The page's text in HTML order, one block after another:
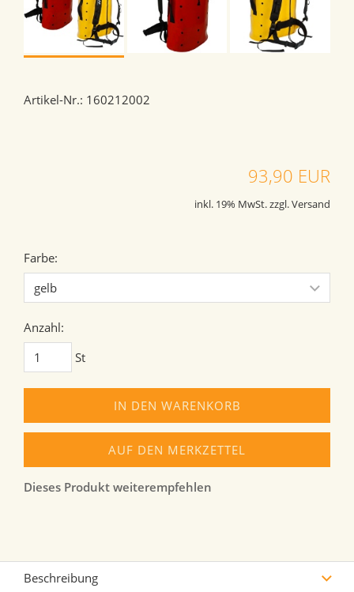
Artikel-Nr.: 160212002
93,90 EUR
inkl. 19% MwSt. zzgl. Versand
Farbe:
Anzahl:
St
IN DEN WARENKORB
AUF DEN MERKZETTEL
Dieses Produkt weiterempfehlen
Beschreibung